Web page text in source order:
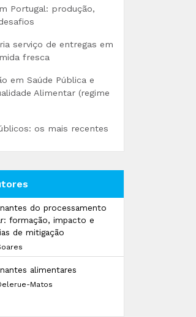
Portugal: produção,
serviço de entregas em
fresca
em Saúde Pública e
Alimentar (regime
os mais recentes
do processamento
formação, impacto e
de mitigação
alimentares
Matos